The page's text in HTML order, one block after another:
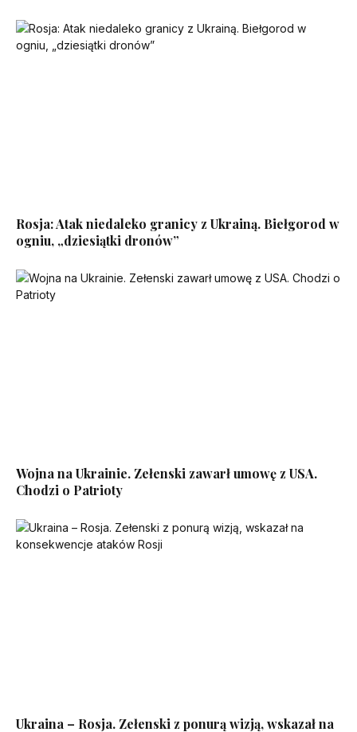
Rosja: Atak niedaleko granicy z Ukrainą. Biełgorod w
ogniu, „dziesiątki dronów”
Wojna na Ukrainie. Zełenski zawarł umowę z USA.
Chodzi o Patrioty
Ukraina – Rosja. Zełenski z ponurą wizją, wskazał na